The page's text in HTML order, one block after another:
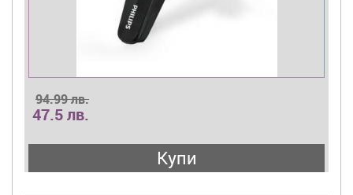
94.99 лв.
47.5 лв.
Купи